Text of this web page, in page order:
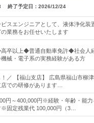
終了予定日： 2026/12/24
スエンジニアとして、液体浄化装
業務をお任せいたします
高卒以上◆普通自動車免許◆社会人
機械・電子系の実務経験がある方
！／ 【福山支店】 広島県福山市柳
での研修があります…
円～400,000円※経験・年齢・能
※固定残業代 100,000円（3…